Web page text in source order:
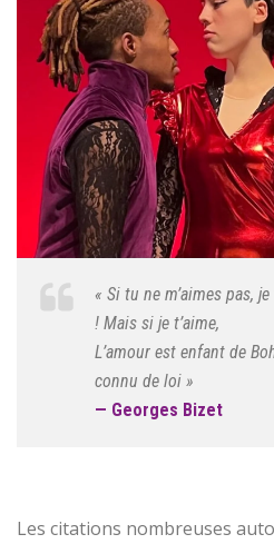
« Si tu ne m’aimes pas,
! Mais si je t’aime,
L’amour est enfant de
connu de loi »
— Georges Bizet
Les citations nombreuses